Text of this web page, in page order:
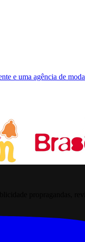
e uma agência de moda